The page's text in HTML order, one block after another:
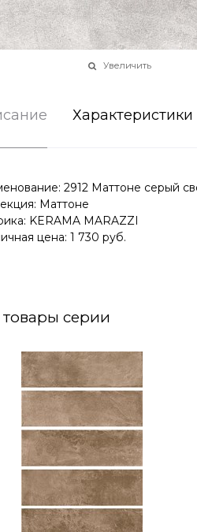
Увеличить
Характеристики
2912 Маттоне серый
Маттоне
KERAMA MARAZZI
цена: 1 730 руб.
товары серии